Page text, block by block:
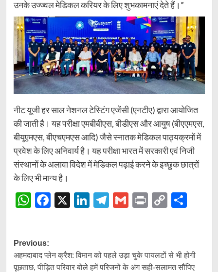
उनके उज्ज्वल मेडिकल करियर के लिए शुभकामनाएं देते हैं।”
नीट यूजी हर साल नेशनल टेस्टिंग एजेंसी (एनटीए) द्वारा आयोजित
की जाती है। यह परीक्षा एमबीबीएस, बीडीएस और आयुष (बीएएमएस,
बीयूएमएस, बीएचएमएस आदि) जैसे स्नातक मेडिकल पाठ्यक्रमों में
प्रवेश के लिए अनिवार्य है। यह परीक्षा भारत में सरकारी एवं निजी
संस्थानों के अलावा विदेश में मेडिकल पढ़ाई करने के इच्छुक छात्रों
के लिए भी मान्य है।
WhatsApp
Facebook
X LinkedIn
Telegram
Gmail
Print
Copy
Post
navigation
Previous:
अहमदाबाद प्लेन क्रैश: विमान को पहले उड़ा चुके पायलटों से भी होगी
पूछताछ, पीड़ित परिवार बोले हमें परिजनों के अंग सही-सलामत सौंपिए